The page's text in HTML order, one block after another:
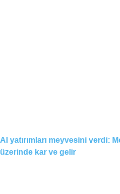
AI yatırımları meyvesini verdi:
üzerinde kar ve gelir